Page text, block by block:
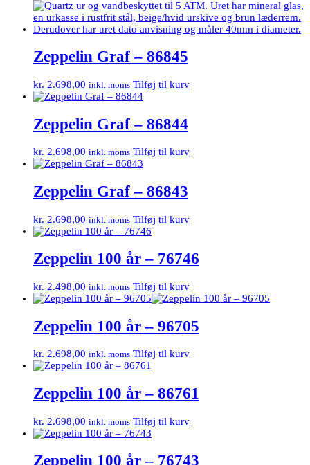
Zeppelin Graf – 86845
kr. 2.698,00 inkl. moms Tilføj til kurv
Zeppelin Graf – 86844
kr. 2.698,00 inkl. moms Tilføj til kurv
Zeppelin Graf – 86843
kr. 2.698,00 inkl. moms Tilføj til kurv
Zeppelin 100 år – 76746
kr. 2.498,00 inkl. moms Tilføj til kurv
Zeppelin 100 år – 96705
kr. 2.698,00 inkl. moms Tilføj til kurv
Zeppelin 100 år – 86761
kr. 2.698,00 inkl. moms Tilføj til kurv
Zeppelin 100 år – 76743